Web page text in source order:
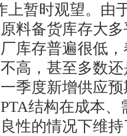
上暂时观望。由
料备货库存大
库存普遍很低
高，甚至多数
季度新增供应
结构在成本
性的情况下维